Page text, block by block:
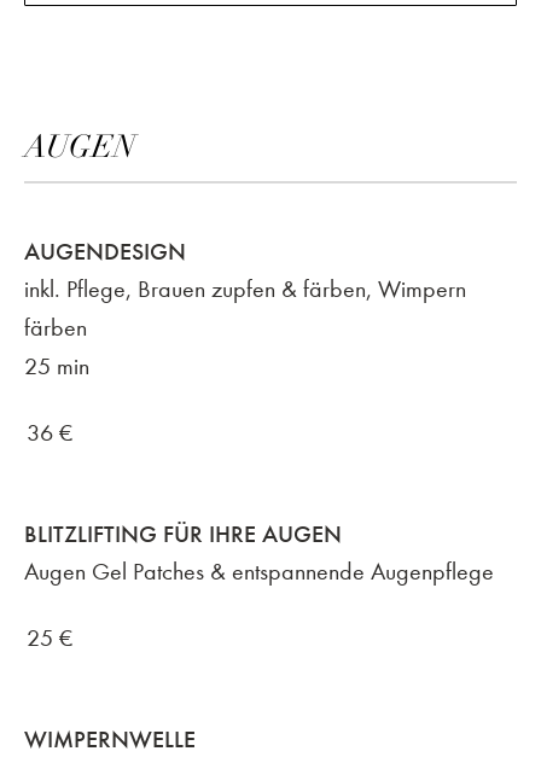
AUGEN
AUGENDESIGN
inkl. Pflege, Brauen zupfen & färben, Wimpern
färben
25 min
36 €
BLITZLIFTING FÜR IHRE AUGEN
Augen Gel Patches & entspannende Augenpflege
25 €
WIMPERNWELLE